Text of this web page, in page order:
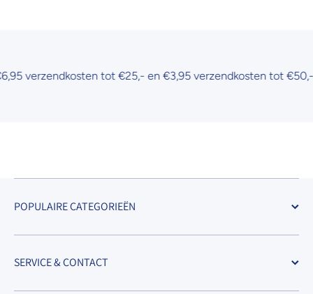
verzendkosten tot €25,- en €3,95 verzendkosten tot €50,-
POPULAIRE CATEGORIEËN
SERVICE & CONTACT